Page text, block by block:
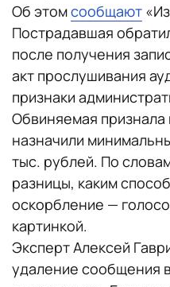
Об этомсообщают
Пострадавшая
после получения
акт прослушивания
признаки
Обвиняемая признала
назначили
тыс. рублей. По
разницы, каким
оскорбление —
картинкой.
Эксперт Алексей
удаление сообщения